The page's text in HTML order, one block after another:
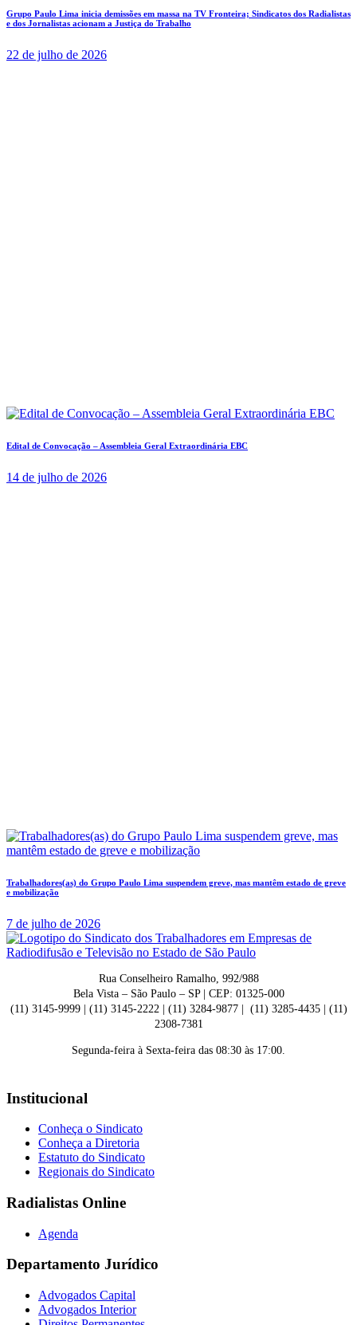
Grupo Paulo Lima inicia demissões em massa na TV Fronteira; Sindicatos dos Radialistas
e dos Jornalistas acionam a Justiça do Trabalho
22 de julho de 2026
Edital de Convocação – Assembleia Geral Extraordinária EBC
14 de julho de 2026
Trabalhadores(as) do Grupo Paulo Lima suspendem greve, mas mantêm estado de greve
e mobilização
7 de julho de 2026
Rua Conselheiro Ramalho, 992/988
Bela Vista – São Paulo – SP | CEP: 01325-000
(11) 3145-9999 | (11) 3145-2222 | (11) 3284-9877 | (11) 3285-4435 | (11)
2308-7381
Segunda-feira à Sexta-feira das 08:30 às 17:00.
Institucional
Conheça o Sindicato
Conheça a Diretoria
Estatuto do Sindicato
Regionais do Sindicato
Radialistas Online
Agenda
Departamento Jurídico
Advogados Capital
Advogados Interior